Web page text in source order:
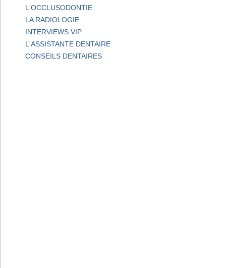
L'OCCLUSODONTIE
LA RADIOLOGIE
INTERVIEWS VIP
L'ASSISTANTE DENTAIRE
CONSEILS DENTAIRES